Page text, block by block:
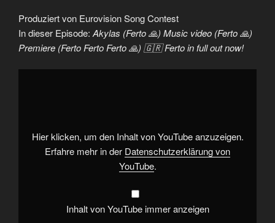
Produziert von Eurovision Song Contest
In dieser Episode:Akylas (Ferto 🙏) Music video (Ferto 🙏)
Premiere (Ferto Ferto Ferto 🙏) 🇬🇷 Ferto in full out now!
„Akylas
Premiere
(FertoHier klicken, um den Inhalt von YouTube anzuzeigen.
Erfahre mehr in der Datenschutzerklärung von
YouTube.
Inhalt von YouTube immer anzeigen